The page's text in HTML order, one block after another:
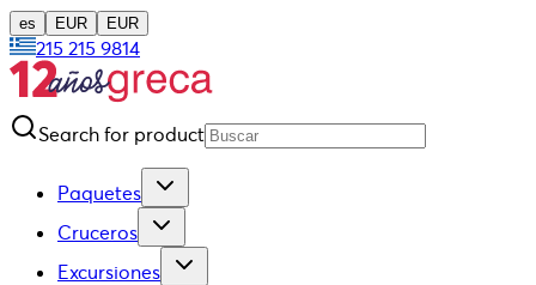
es EUR EUR
215 215 9814
Search for product
Paquetes
Cruceros
Excursiones